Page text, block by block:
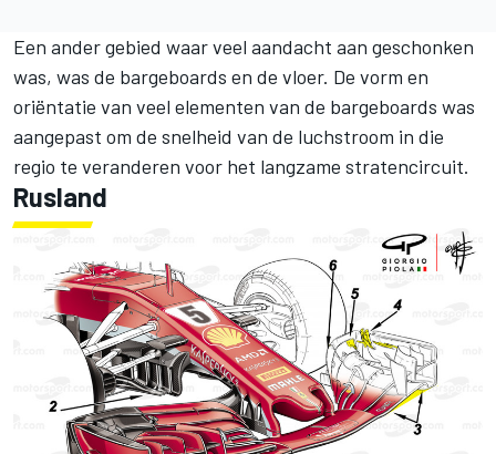
Een ander gebied waar veel aandacht aan geschonken
was, was de bargeboards en de vloer. De vorm en
oriëntatie van veel elementen van de bargeboards was
aangepast om de snelheid van de luchstroom in die
regio te veranderen voor het langzame stratencircuit.
Rusland